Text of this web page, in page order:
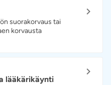
suorakorvaus tai
korvausta
lääkärikäynti